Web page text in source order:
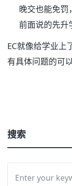
晚交也能免
前面说的先升
EC就像给学业上
有具体问题的可
搜索